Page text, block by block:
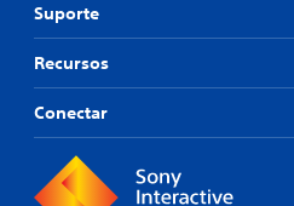
Suporte
Recursos
Conectar